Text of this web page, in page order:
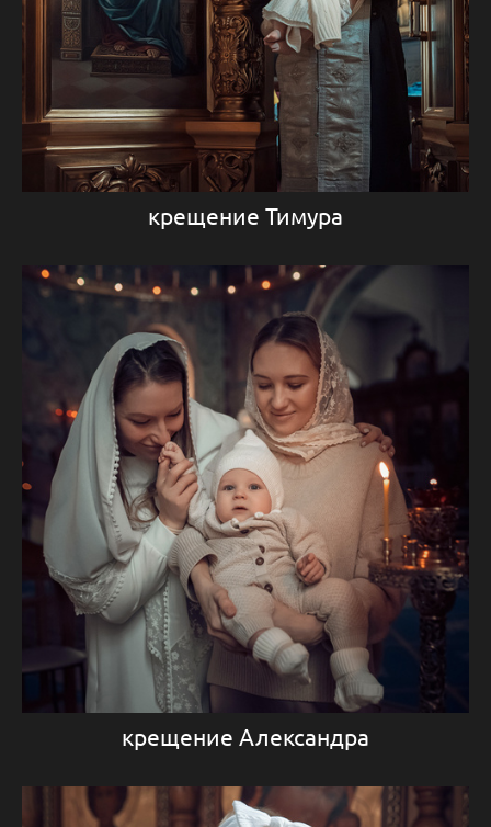
крещение Тимура
крещение Александра